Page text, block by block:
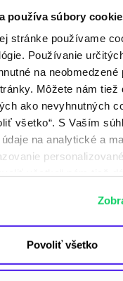
používa súbory
stránke používame
Používanie
na neobmedzené
Môžete nám tiež
ako nevyhnutných
všetko“. S Vaším
na analytické a
iných tretích krajinách.
v osobitných
spracúvaní údajov
Povoliť všetko
moje žiadosti
zmenu – som